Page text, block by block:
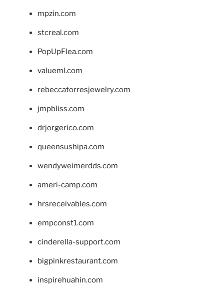
mpzin.com
stcreal.com
PopUpFlea.com
valueml.com
rebeccatorresjewelry.com
jmpbliss.com
drjorgerico.com
queensushipa.com
wendyweimerdds.com
ameri-camp.com
hrsreceivables.com
empconst1.com
cinderella-support.com
bigpinkrestaurant.com
inspirehuahin.com